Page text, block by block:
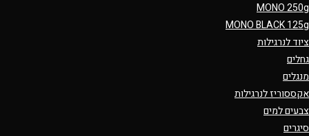
MONO 250g
MONO BLACK 125g
ציוד לנרגילות
גחלים
מנגלים
אקססוריז לנרגילות
צבעים למים
סיגרים